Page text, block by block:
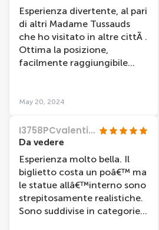
Esperienza divertente, al pari
di altri Madame Tussauds
che ho visitato in altre cittÃ .
Ottima la posizione,
facilmente raggiungibile
May 20, 2024
I3758PCvalentinav
Da vedere
Esperienza molto bella. Il
biglietto costa un poâ€™ ma
le statue allâ€™interno sono
strepitosamente realistiche.
Sono suddivise in categorie e